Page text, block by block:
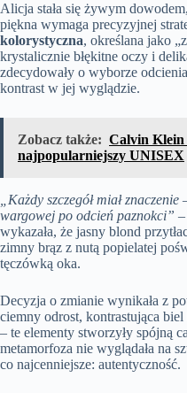
Alicja stała się żywym
piękna wymaga precyzyjnej
kolorystyczna, określana jako
krystalicznie błękitne oczy i
zdecydowały o wyborze
kontrast w jej wyglądzie.
Zobacz także: Calvin Klein
najpopularniejszy UNISEX
„Każdy szczegół miał
wargowej po odcień paznokci”
wykazała, że jasny blond
zimny brąz z nutą popielatej
tęczówką oka.
Decyzja o zmianie wynikała z
ciemny odrost, kontrastująca
– te elementy stworzyły spójną
metamorfoza nie wyglądała na
co najcenniejsze: autentyczność.